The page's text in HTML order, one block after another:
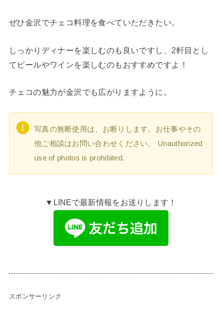
ぜひ金沢でチェコ料理を食べていただきたい。
しっかりディナーを楽しむのも良いですし、2軒目とし
てビールやワインを楽しむのもおすすめですよ！
チェコの魅力が金沢でも広がりますように。
写真の無断使用は、お断りします。お仕事やその
他ご相談はお問い合わせください。 Unauthorized
use of photos is prohibited.
▼LINEで最新情報をお送りします！
スポンサーリンク